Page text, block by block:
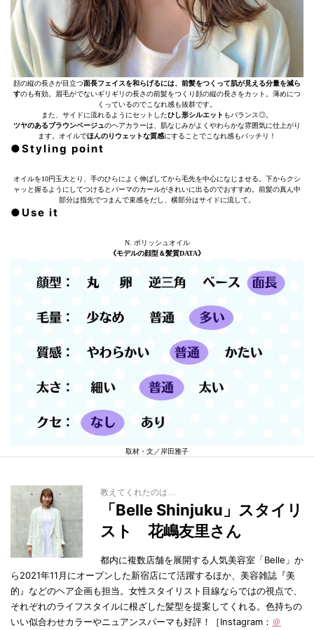
顔の縦の長さが目立つ面長フェイスを和らげるには、前髪をつくって肌が見える分量を減ら
すのも有効。眉毛がでないギリギリの長さの前髪をつくり顔の縦の長さをカット。薄めにつ
くっているのでこなれ感も抜群です。
また、サイドに流れるようにセットしたひし形シルエット もバランス◎。
ツヤのあるブラウンベージュのヘアカラーは、肌なじみがよくやわらかな雰囲気に仕上がり
ます。オイルでほんのりウェットな質感にすることでこなれ感もバッチリ！
●Styling point
オイルを10円玉大とり、手のひらによく伸ばしてから毛先を中心になじませる。下からクシ
ャッと握るようにしてつけるとパーマのカールがきれいに出るのでおすすめ。前髪の真ん中
部分は指先でつまんで束感をだし、横部分はサイドに流して。
●Use it
N. ポリッシュオイル
《モデルの顔型＆髪質DATA》
取材・文／岸田雅子
教えてくれたのは…
「Belle Shinjuku」スタイリ
スト 花嶋友里さん
都内に複数店舗を展開する人気美容室「Belle」か
ら2021年11月にオープンした新宿店にて活躍するほか、美容雑誌『美
的』などのヘア企画も担当。女性スタイリスト目線ならではの視点で、
それぞれのライフスタイルに根ざした髪型を提案してくれる。色持ちの
いい似合わせカラーやニュアンスパーマも好評！［Instagram： ＠